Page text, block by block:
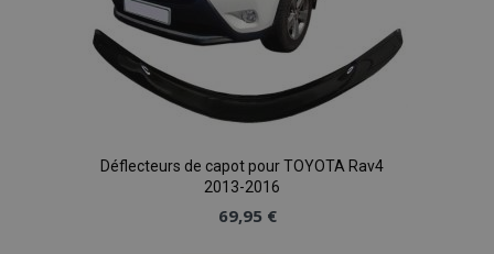
Déflecteurs de capot pour TOYOTA Rav4
2013-2016
69,95 €